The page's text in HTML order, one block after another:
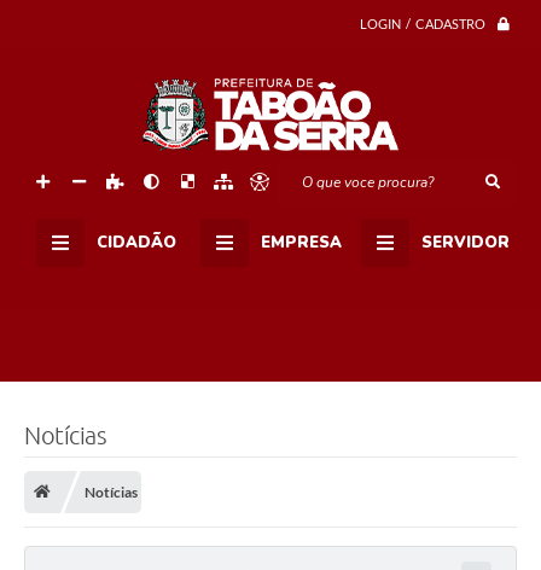
LOGIN / CADASTRO
O que voce procura?
CIDADÃO EMPRESA SERVIDOR
Notícias
Notícias